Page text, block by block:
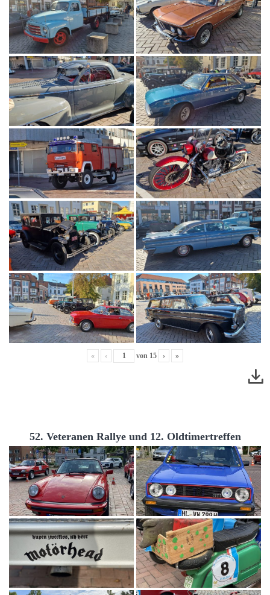
« ‹ von 15 › »
52. Veteranen Rallye und 12. Oldtimertreffen